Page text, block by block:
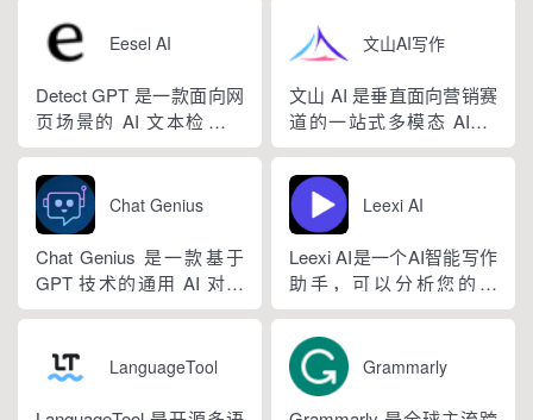
撰写、文稿合...
视频、新媒体、文学创
作、多行业策划等上百类
场景，集成伪原创改写、
图生文、多语言翻译、
PPT 大纲生成等通用能
人顾问...
章、产品描述、登录页面
还是研究论文。
Eesel AI
Detect GPT 是一款面向网
页场景的 AI 文本检测工
具，以浏览器插件形态为
主，核心能力是实时扫描
网页文字，甄别 GPT 系列
大模型产出内容，依托斯
坦福零样本概率曲率检测
技术，无需针对新模型重
新训练，操作简单、无需
文山AI写作
文山 AI 是垂直面向营销赛
道的一站式多模态 AIGC
工具，主打图文一体化生
成，依托深度学习算法学
习用户创作风格，适配新
闻稿、产品文案、广告宣
传等各类营销文体。内置
十大类海量行业模板，覆
盖超 99% 营销业务场景，
求...
Chat Genius
Chat Genius 是一款基于
GPT 技术的通用 AI 对话
应用，依托大模型自然语
交互，支持自定义专属个
性化 AI 助理，覆盖问答查
询、内容创作、生活事务
Leexi AI
Leexi AI是一个AI智能写作
助手，可以分析您的文
本，提供有关如何改进文
本的反馈和建议，帮助您
纠正语法、拼写和标点符
号错误等。
LanguageTool Grammarly